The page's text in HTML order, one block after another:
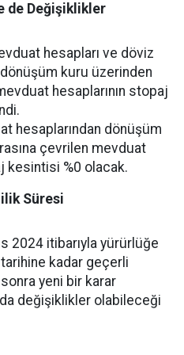
de Değişiklikler
hesapları ve döviz
kuru üzerinden
hesaplarının stopaj
hesaplarından dönüşüm
çevrilen mevduat
kesintisi %0 olacak.
Süresi
2024 itibarıyla yürürlüğe
kadar geçerli
yeni bir karar
değişiklikler olabileceği